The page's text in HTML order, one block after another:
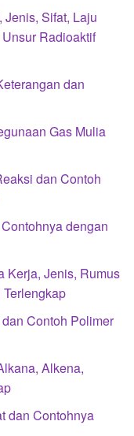
Sifat, Laju
Radioaktif
dan
Gas Mulia
dan Contoh
dengan
Kerja, Jenis, Rumus
Contoh Polimer
Alkena,
dan Contohnya